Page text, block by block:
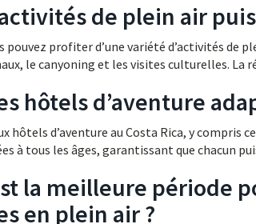
de plein air
pouvez profiter d’une variété d’activités de
le canyoning et les visites culturelles. La
hôtels d’aventure
hôtels d’aventure au Costa Rica, y
à tous les âges, garantissant que chacun
la meilleure période
en plein air ?